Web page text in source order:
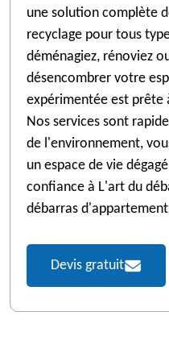
une solution complète
recyclage pour tous
déménagiez, rénoviez
désencombrer votre
expérimentée est prête
Nos services sont
de l'environnement,
un espace de vie
confiance à L'art du
débarras
Devis gratuit